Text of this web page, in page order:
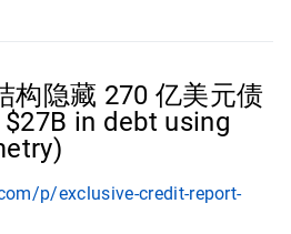
构隐藏 270 亿美元债
in debt using
p/exclusive-credit-report-